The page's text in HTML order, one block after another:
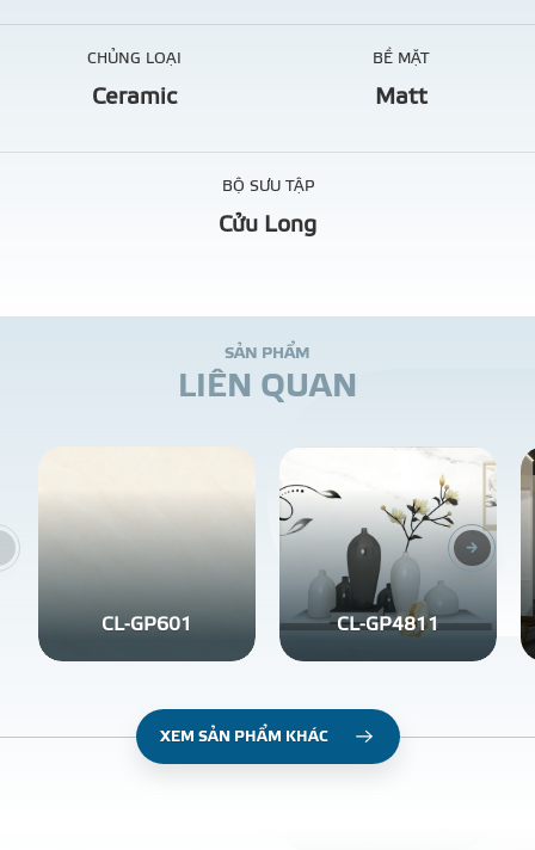
CHỦNG LOẠI
Ceramic
BỀ MẶT
Matt
BỘ SƯU TẬP
Cửu Long
SẢN PHẨM
LIÊN QUAN
CL-GP601 CL-GP4811
XEM SẢN PHẨM KHÁC